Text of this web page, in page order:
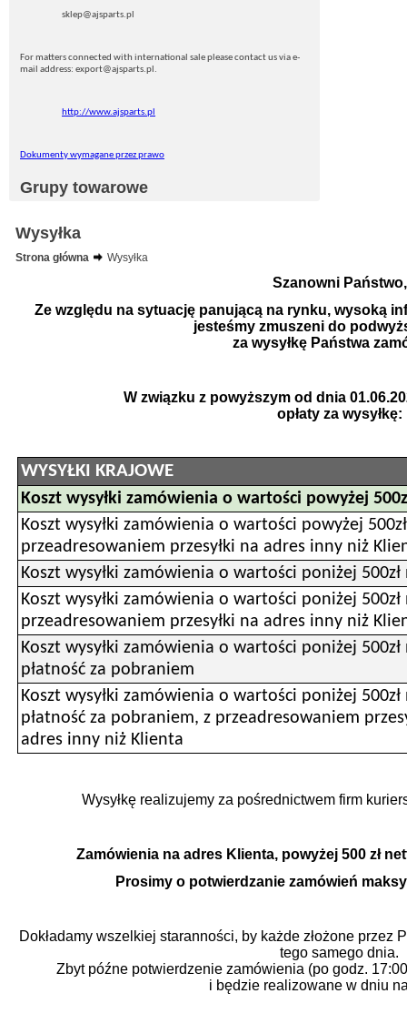
sklep@ajsparts.pl
For matters connected with international sale please contact us via e-
mail address: export@ajsparts.pl.
http://www.ajsparts.pl
Dokumenty wymagane przez prawo
Grupy towarowe
Wysyłka
Strona główna Wysyłka
Szanowni Państwo,
Ze względu na sytuację panującą na rynku, wysoką
jesteśmy zmuszeni do
za wysyłkę Państwa
W związku z powyższym od dnia
opłaty za wysyłkę:
WYSYŁKI KRAJOWE
Koszt wysyłki zamówienia o wartości powyżej
Koszt wysyłki zamówienia o wartości powyżej
przeadresowaniem przesyłki na adres inny niż
Koszt wysyłki zamówienia o wartości poniżej
Koszt wysyłki zamówienia o wartości poniżej
przeadresowaniem przesyłki na adres inny niż
Koszt wysyłki zamówienia o wartości poniżej
płatność za pobraniem
Koszt wysyłki zamówienia o wartości poniżej
płatność za pobraniem, z przeadresowaniem
adres inny niż Klienta
Wysyłkę realizujemy za pośrednictwem firm
Zamówienia na adres Klienta, powyżej 500 zł
Prosimy o potwierdzanie zamówień
Dokładamy wszelkiej staranności, by każde złożone przez
tego samego dnia.
Zbyt późne potwierdzenie zamówienia (po godz.
i będzie realizowane w dniu